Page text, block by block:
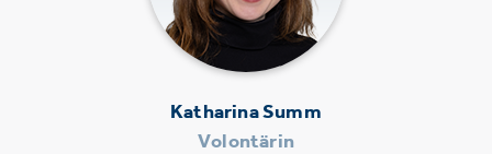
Katharina Summ
Volontärin